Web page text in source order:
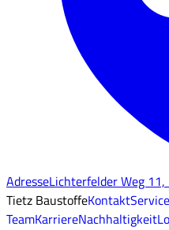
AdresseLichterfelder Weg
Tietz BaustoffeKontakt
TeamKarriereNachhaltigkeit